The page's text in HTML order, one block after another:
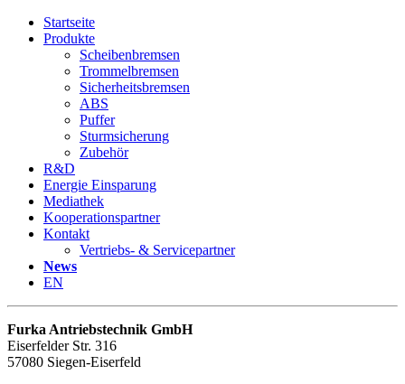
Startseite
Produkte
Scheibenbremsen
Trommelbremsen
Sicherheitsbremsen
ABS
Puffer
Sturmsicherung
Zubehör
R&D
Energie Einsparung
Mediathek
Kooperationspartner
Kontakt
Vertriebs- & Servicepartner
News
EN
Furka Antriebstechnik GmbH
Eiserfelder Str. 316
57080 Siegen-Eiserfeld